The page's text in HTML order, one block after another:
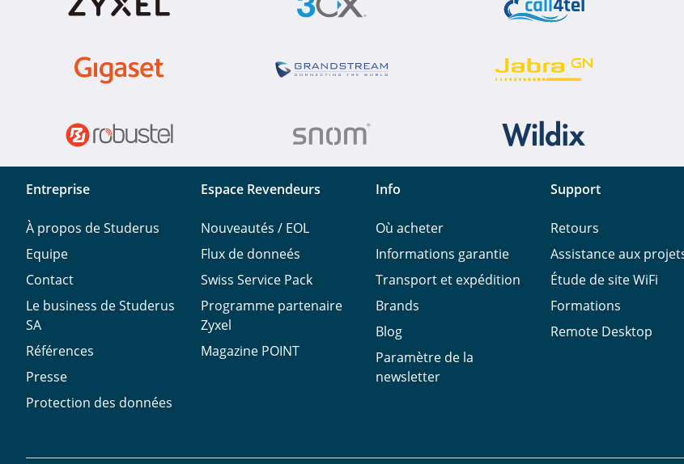
Entreprise
À propos de Studerus
Equipe
Contact
Le business de Studerus
SA
Références
Presse
Protection des données
Espace Revendeurs
Nouveautés / EOL
Flux de donneés
Swiss Service Pack
Programme partenaire
Zyxel
Magazine POINT
Info
Où acheter
Informations garantie
Transport et expédition
Brands
Blog
Paramètre de la
newsletter
Support
Retours
Assistance aux
Étude de site WiFi
Formations
Remote Desktop